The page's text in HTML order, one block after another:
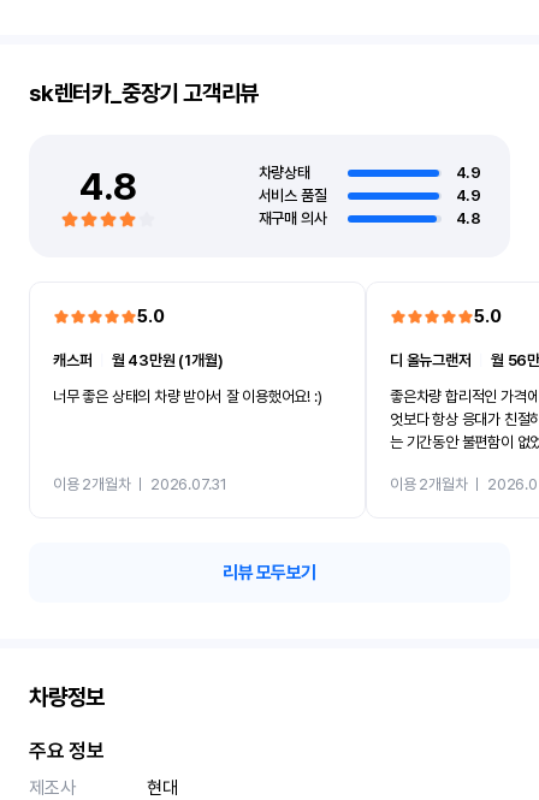
sk렌터카_중장기 고객리뷰
4.8 차량상태
4.9
서비스 품질
4.9
재구매 의사
4.8
5.0
캐스퍼
월 43만원 (1개월)
너무 좋은 상태의 차량 받아서 잘 이용했어요! :)
이용 2개월차ㅣ 2026.07.31
5.0
디 올뉴그랜저 ㅣ월 56
좋은차량 합리적인 가격
엇보다 항상 응대가 친절
는 기간동안 불편함이 없
카 렌트 고민없이 강추합
이용 2개월차ㅣ
리뷰 모두보기
차량정보
주요 정보
제조사
현대